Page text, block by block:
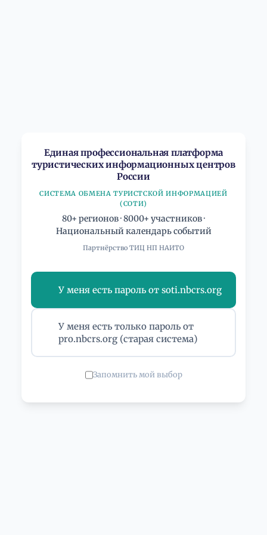
Единая профессиональная платформа
туристических информационных центров
России
СИСТЕМА ОБМЕНА ТУРИСТСКОЙ ИНФОРМАЦИЕЙ
(СОТИ)
80+ регионов · 8000+ участников ·
Национальный календарь событий
Партнёрство ТИЦ НП НАИТО
У меня есть пароль от soti.nbcrs.org
У меня есть только пароль от
pro.nbcrs.org (старая система)
Запомнить мой выбор